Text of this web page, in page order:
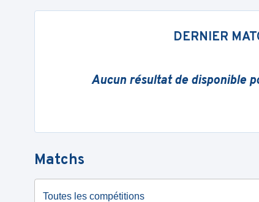
DERNIER
Aucun résultat de disponible
Matchs
Toutes les compétitions